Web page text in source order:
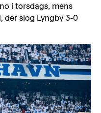
i torsdags, mens
der slog Lyngby 3-0